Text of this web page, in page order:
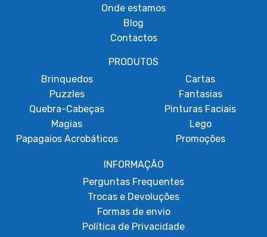
Onde estamos
Blog
Contactos
PRODUTOS
Brinquedos
Puzzles
Quebra-Cabeças
Magias
Papagaios Acrobáticos
Cartas
Fantasias
Pinturas Faciais
Lego
Promoções
INFORMAÇÃO
Perguntas Frequentes
Trocas e Devoluções
Formas de envio
Política de Privacidade